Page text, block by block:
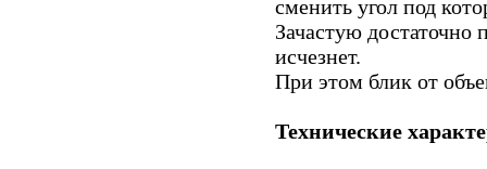
сменить угол под
Зачастую достаточно
исчезнет.
При этом блик от
Технические